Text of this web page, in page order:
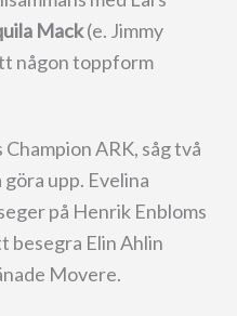
Mack(e. Jimmy
någon toppform
ARK, såg två
upp. Evelina
på Henrik Enbloms
besegra Elin Ahlin
Movere.